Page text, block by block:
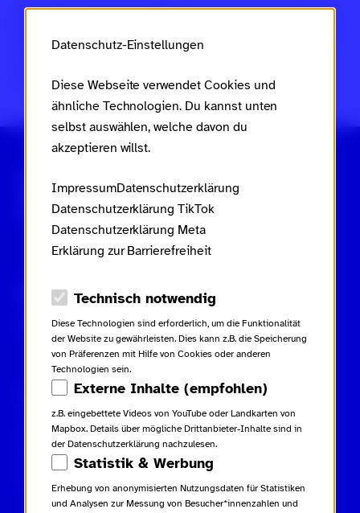
Dies ist ein Projekt desMinisteriums für Arbeit, Soziales,
Frauen, Familie und Jugend des Landes Rheinland-Pfalz
Landesaktionsplans gegen Rassismus
und Gruppenbezogene Menschenfeindlichkeit
Gebärdensprache Leichte Sprache
Inhaltsverzeichnis
Rechtliches
Datenschutzerklärung
Datenschutzerklärung TikTok
Datenschutzerklärung Meta
Erklärung zur Barrierefreiheit
Kampagne
Glossar
Beiträge
Downloads
Kontakt
Datenschutz-Einstellungen
Diese Webseite verwendet Cookies und
ähnliche Technologien. Du kannst unten
selbst auswählen, welche davon du
akzeptieren willst.
ImpressumDatenschutzerklärung
Datenschutzerklärung TikTok
Datenschutzerklärung Meta
Erklärung zur Barrierefreiheit
Datenschutz-Optionen
Technisch notwendig
Diese Technologien sind erforderlich, um die Funktionalität
der Website zu gewährleisten. Dies kann z.B. die Speicherung
von Präferenzen mit Hilfe von Cookies oder anderen
Technologien sein.
Externe Inhalte (empfohlen)
z.B. eingebettete Videos von YouTube oder Landkarten von
Mapbox. Details über mögliche Drittanbieter-Inhalte sind in
der Datenschutzerklärung nachzulesen.
Statistik & Werbung
Erhebung von anonymisierten Nutzungsdaten für Statistiken
und Analysen zur Messung von Besucher*innenzahlen und